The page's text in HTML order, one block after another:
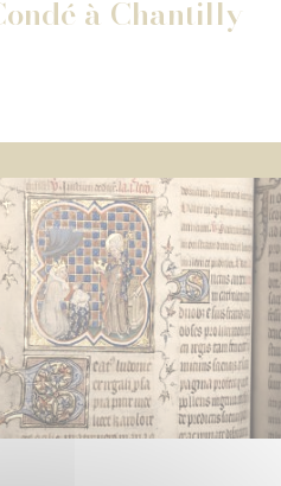
à Chantilly